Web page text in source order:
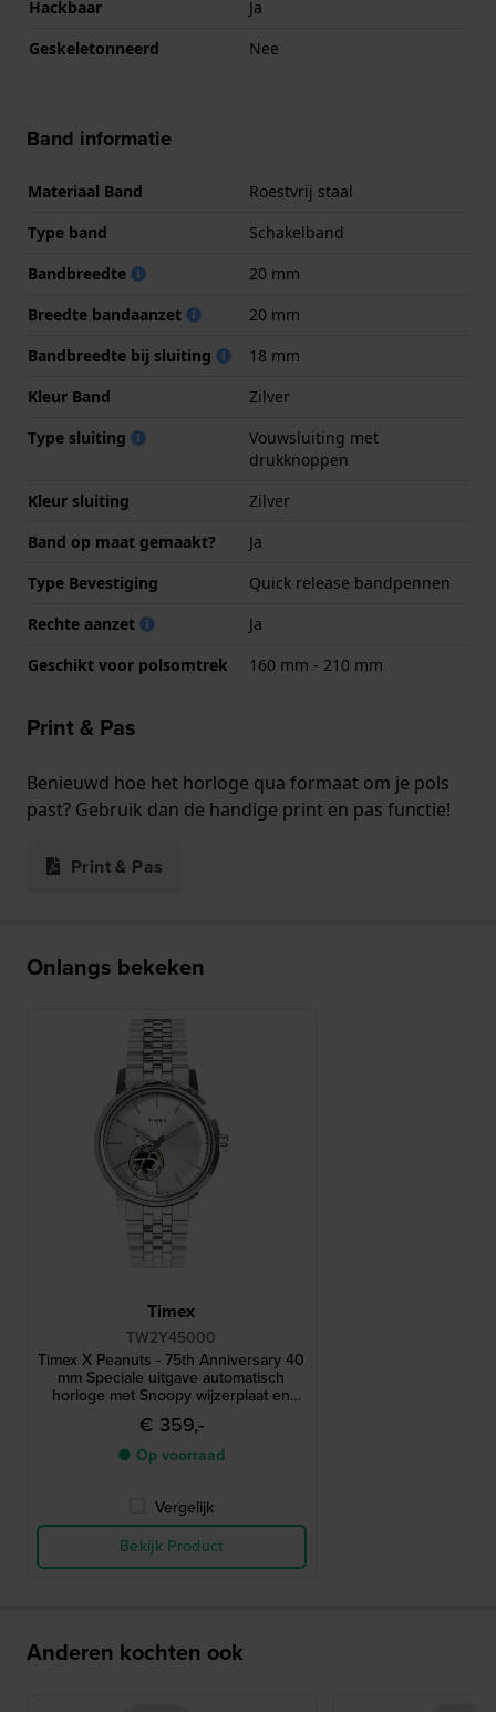
Hackbaar
Ja
Geskeletonneerd
Nee
Band informatie
Materiaal Band
Roestvrij staal
Type band
Schakelband
Bandbreedte
20 mm
Breedte bandaanzet
20 mm
Bandbreedte bij sluiting
18 mm
Kleur Band
Zilver
Type sluiting
Vouwsluiting met
drukknoppen
Kleur sluiting
Zilver
Band op maat gemaakt?
Ja
Type Bevestiging
Quick release bandpennen
Rechte aanzet
Ja
Geschikt voor polsomtrek
160 mm - 210 mm
Print & Pas
Benieuwd hoe het horloge qua formaat om je pols
past? Gebruik dan de handige print en pas functie!
Print & Pas
Onlangs bekeken
Timex
TW2Y45000
Timex X Peanuts - 75th Anniversary 40
mm Speciale uitgave automatisch
horloge met Snoopy wijzerplaat en
open hart
€ 359,-
● Op voorraad
Vergelijk
Bekijk Product
Anderen kochten ook